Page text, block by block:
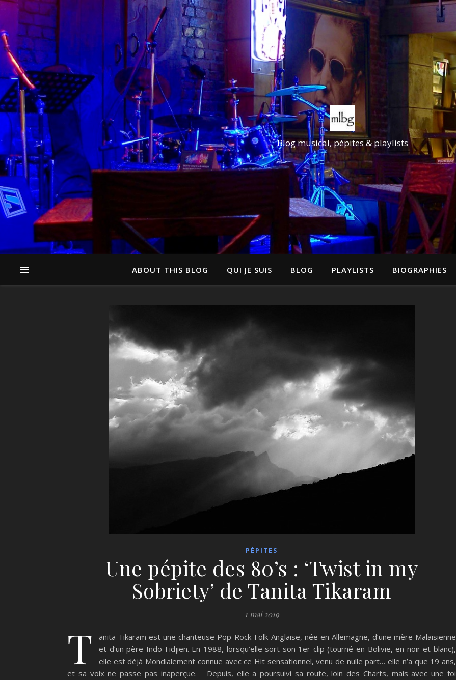
Blog musical, pépites & playlists
ABOUT THIS BLOG QUI JE SUIS BLOG PLAYLISTS BIOGRAPHIES
PÉPITES
Une pépite des 80’s : ‘Twist in my
Sobriety’ de Tanita Tikaram
1 mai 2019
T
anita Tikaram est une chanteuse Pop-Rock-Folk Anglaise, née en Allemagne, d’une mère Malaisienne
et d’un père Indo-Fidjien. En 1988, lorsqu’elle sort son 1er clip (tourné en Bolivie, en noir et blanc),
elle est déjà Mondialement connue avec ce Hit sensationnel, venu de nulle part… elle n’a que 19 ans,
et sa voix ne passe pas inaperçue. Depuis, elle a poursuivi sa route, loin des Charts, mais avec une foi